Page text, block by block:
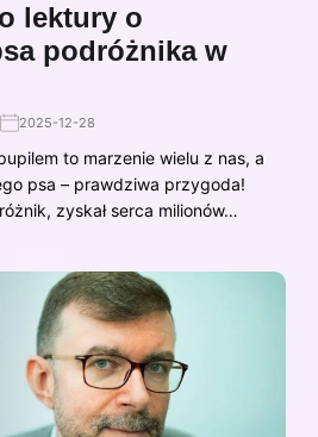
lektury o
podróżnika w
2025-12-28
to marzenie wielu z nas, a
psa – prawdziwa przygoda!
zyskał serca milionów…